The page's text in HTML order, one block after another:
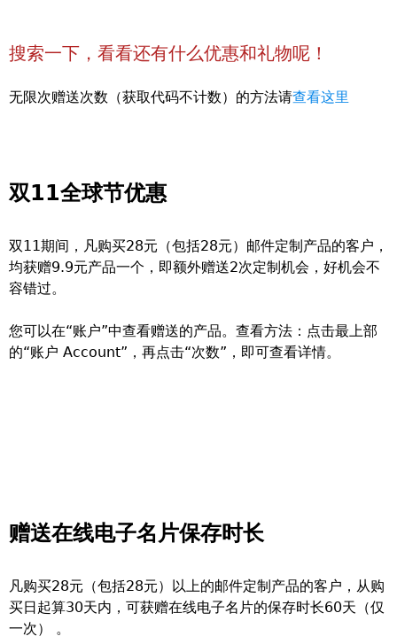
搜索一下，看看还有什么优惠和礼物呢！
无限次赠送次数（获取代码不计数）的方法请查看这里
双11全球节优惠
双11期间，凡购买28元（包括28元）邮件定制产品的客户，
均获赠9.9元产品一个，即额外赠送2次定制机会，好机会不
容错过。
您可以在“账户”中查看赠送的产品。查看方法：点击最上部
的“账户 Account”，再点击“次数”，即可查看详情。
赠送在线电子名片保存时长
凡购买28元（包括28元）以上的邮件定制产品的客户，从购
买日起算30天内，可获赠在线电子名片的保存时长60天（仅
一次） 。